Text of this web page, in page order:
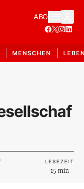
ABO
MENSCHEN
LESEZEIT
15 min